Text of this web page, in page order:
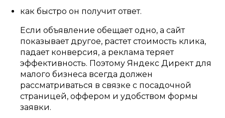
как быстро он получит ответ.
Если объявление обещает одно, а сайт
показывает другое, растет стоимость клика,
падает конверсия, а реклама теряет
эффективность. Поэтому Яндекс Директ для
малого бизнеса всегда должен
рассматриваться в связке с посадочной
страницей, оффером и удобством формы
заявки.